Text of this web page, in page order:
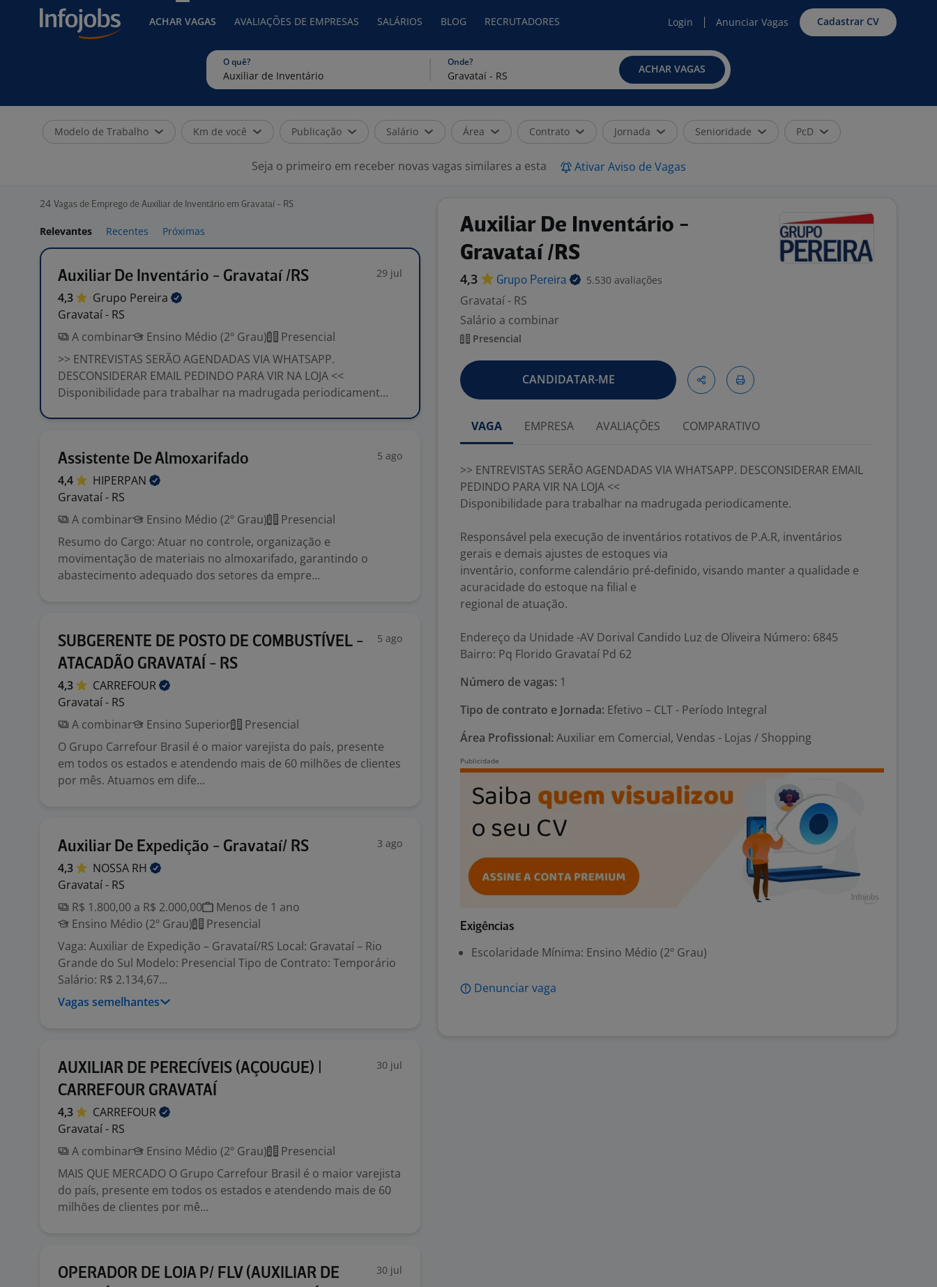
ACHAR VAGAS AVALIAÇÕES DE EMPRESAS SALÁRIOS BLOG RECRUTADORES Login Anunciar Vagas Cadastrar CV
O quê? Onde?
ACHAR VAGAS
Modelo de Trabalho Km de você Publicação Salário Área Contrato Jornada Senioridade PcD
Seja o primeiro em receber novas vagas similares a esta Ativar Aviso de Vagas
24 Vagas de Emprego de Auxiliar de Inventário em Gravataí - RS
Relevantes Recentes Próximas
Auxiliar De Inventário - Gravataí /RS 29 jul
4,3 Grupo Pereira
Gravataí - RS
A combinar
Ensino Médio (2º Grau)
Presencial
>> ENTREVISTAS SERÃO AGENDADAS VIA WHATSAPP.
DESCONSIDERAR EMAIL PEDINDO PARA VIR NA LOJA <<
Disponibilidade para trabalhar na madrugada periodicament...
Assistente De Almoxarifado 5 ago
4,4
HIPERPAN
Gravataí - RS
A combinar
Ensino Médio (2º Grau)
Presencial
Resumo do Cargo: Atuar no controle, organização e
movimentação de materiais no almoxarifado, garantindo o
abastecimento adequado dos setores da empre...
SUBGERENTE DE POSTO DE COMBUSTÍVEL -
ATACADÃO GRAVATAÍ - RS
5 ago
4,3
CARREFOUR
Gravataí - RS
A combinar
Ensino Superior
Presencial
O Grupo Carrefour Brasil é o maior varejista do país, presente
em todos os estados e atendendo mais de 60 milhões de clientes
por mês. Atuamos em dife...
Auxiliar De Expedição - Gravataí/ RS 3 ago
4,3 NOSSA RH
Gravataí - RS
R$ 1.800,00 a R$ 2.000,00
Menos de 1 ano
Ensino Médio (2º Grau)
Presencial
Vaga: Auxiliar de Expedição – Gravataí/RS Local: Gravataí – Rio
Grande do Sul Modelo: Presencial Tipo de Contrato: Temporário
Salário: R$ 2.134,67...
Vagas semelhantes
AUXILIAR DE PERECÍVEIS (AÇOUGUE) |
CARREFOUR GRAVATAÍ
30 jul
4,3
CARREFOUR
Gravataí - RS
A combinar
Ensino Médio (2º Grau)
Presencial
MAIS QUE MERCADO O Grupo Carrefour Brasil é o maior varejista
do país, presente em todos os estados e atendendo mais de 60
milhões de clientes por mê...
OPERADOR DE LOJA P/ FLV (AUXILIAR DE
30 jul
Auxiliar De Inventário -
Gravataí /RS
4,3 Grupo Pereira 5.530 avaliações
Gravataí - RS
Salário a combinar
Presencial
CANDIDATAR-ME
VAGA EMPRESA AVALIAÇÕES COMPARATIVO
>> ENTREVISTAS SERÃO AGENDADAS VIA WHATSAPP. DESCONSIDERAR EMAIL
PEDINDO PARA VIR NA LOJA <<
Disponibilidade para trabalhar na madrugada periodicamente.
Responsável pela execução de inventários rotativos de P.A.R, inventários
gerais e demais ajustes de estoques via
inventário, conforme calendário pré-definido, visando manter a qualidade e
acuracidade do estoque na filial e
regional de atuação.
Endereço da Unidade -AV Dorival Candido Luz de Oliveira Número: 6845
Bairro: Pq Florido Gravataí Pd 62
Número de vagas: 1
Tipo de contrato e Jornada: Efetivo – CLT - Período Integral
Área Profissional: Auxiliar em Comercial, Vendas - Lojas / Shopping
Exigências
Escolaridade Mínima: Ensino Médio (2º Grau)
Denunciar vaga